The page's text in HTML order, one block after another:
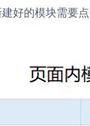
好的模块需要点